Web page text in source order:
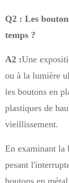
Q2 : Les
temps ?
A2 :Une
ou à la lumière
les boutons en
plastiques de
vieillissement.
En examinant la
pesant
boutons en